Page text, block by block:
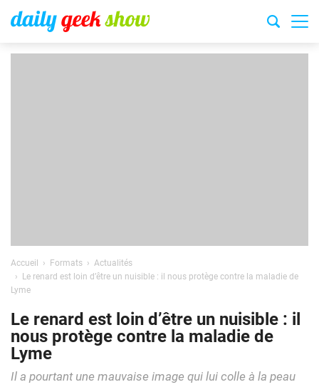
Accueil Formats
Actualités
Le renard est loin d’être un nuisible : il nous protège contre la maladie de
Lyme
Le renard est loin d’être un nuisible : il
nous protège contre la maladie de
Lyme
Il a pourtant une mauvaise image qui lui colle à la peau